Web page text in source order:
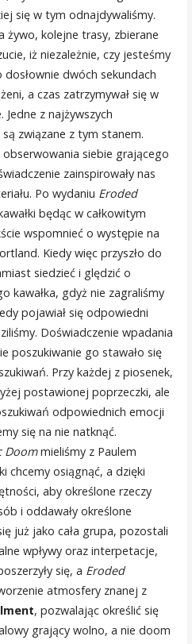
się w tym odnajdywaliśmy.
żywo, kolejne trasy, zbierane
iż niezależnie, czy jesteśmy
dwóch sekundach
a czas zatrzymywał się w
z najżywszych
związane z tym stanem.
siebie grającego
zainspirowały nas
Po wydaniu Eroded
będąc w całkowitym
wspomnieć o występie na
Kiedy więc przyszło do
siedzieć i ględzić o
kawałka, gdyż nie zagraliśmy
pojawiał się odpowiedni
Doświadczenie wpadania
poszukiwanie go stawało się
Przy każdej z piosenek,
postawionej poprzeczki, ale
odpowiednich emocji
się na nie natknąć.
Doommieliśmy z Paulem
chcemy osiągnąć, a dzięki
aby określone rzeczy
i oddawały określone
już jako cała grupa, pozostali
wpływy oraz interpetacje,
się, a Eroded
atmosfery znanej z
, pozwalając określić się
grający wolno, a nie doom